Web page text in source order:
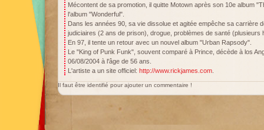
Mécontent de sa promotion, il quitte Motown après son 10e album
l'album "Wonderful".
Dans les années 90, sa vie dissolue et agitée empêche sa carrière
judiciaires (2 ans de prison), drogue, problèmes de santé (plusieurs
En 97, il tente un retour avec un nouvel album "Urban Rapsody".
Le "King of Punk Funk", souvent comparé à Prince, décède à los
06/08/2004 à l'âge de 56 ans.
L'artiste a un site officiel: http://www.rickjames.com
Il faut être identifié pour ajouter un commentaire !